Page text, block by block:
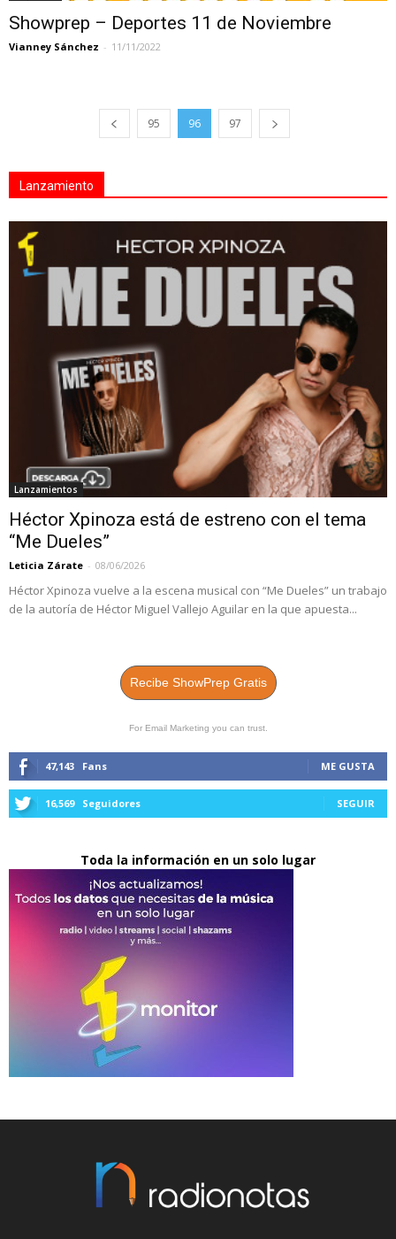
Showprep – Deportes 11 de Noviembre
Vianney Sánchez - 11/11/2022
95 96 97
Lanzamiento
Lanzamientos
Héctor Xpinoza está de estreno con el tema
“Me Dueles”
Leticia Zárate - 08/06/2026
Héctor Xpinoza vuelve a la escena musical con “Me Dueles” un trabajo
de la autoría de Héctor Miguel Vallejo Aguilar en la que apuesta...
Recibe ShowPrep Gratis
For Email Marketing you can trust.
47,143 Fans ME GUSTA
16,569 Seguidores SEGUIR
Toda la información en un solo lugar